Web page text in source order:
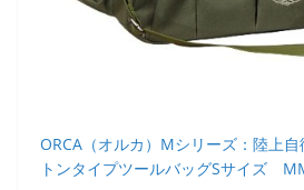
ORCA（オルカ）Mシリーズ：陸上
トンタイプツールバッグSサイズ